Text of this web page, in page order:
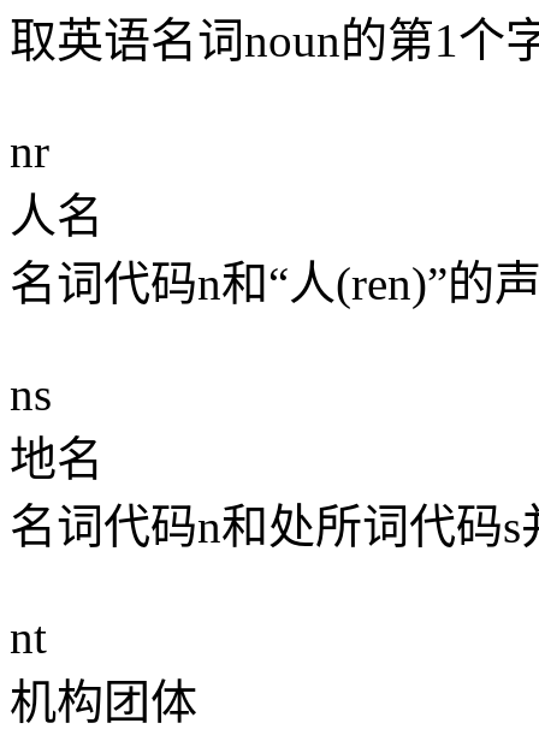
取英语名词noun的第1个
nr
人名
名词代码n和“人(ren)”的
ns
地名
名词代码n和处所词代码s
nt
机构团体